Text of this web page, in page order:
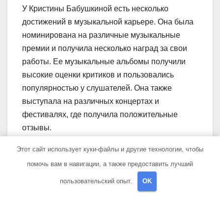
У Кристины Бабушкиной есть несколько
достижений в музыкальной карьере. Она была
номинирована на различные музыкальные
премии и получила несколько наград за свои
работы. Ее музыкальные альбомы получили
высокие оценки критиков и пользовались
популярностью у слушателей. Она также
выступала на различных концертах и
фестивалях, где получила положительные
отзывы.
Есть ли у Кристины
Бабушкиной семья и дети?
Данные о семье и детях Кристины Бабушкиной
Этот сайт использует куки-файлы и другие технологии, чтобы
помочь вам в навигации, а также предоставить лучший
пользовательский опыт. OK